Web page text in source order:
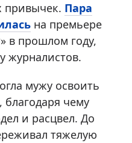
привычек. Пара
на премьере
в прошлом году,
журналистов.
мужу освоить
чему
и расцвел. До
тяжелую